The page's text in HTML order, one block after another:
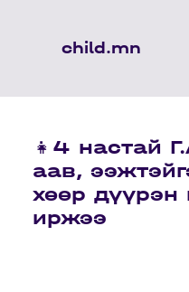
child.mn
👧4 настай
аав,
хөөр дүүрэн
иржээ